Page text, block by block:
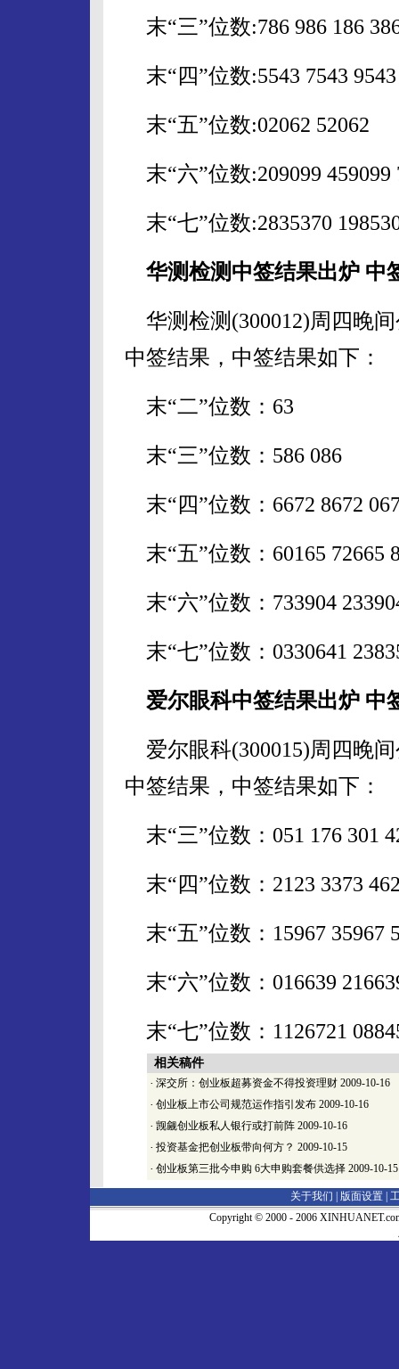
末“三”位数:786 986 186
末“四”位数:5543 7543 9543
末“五”位数:02062 52062
末“六”位数:209099 459099
末“七”位数:2835370
华测检测中签结果出炉 中
华测检测(300012)周四晚
中签结果，中签结果如下：
末“二”位数：63
末“三”位数：586 086
末“四”位数：6672 8672
末“五”位数：60165 72665
末“六”位数：733904
末“七”位数：0330641
爱尔眼科中签结果出炉 中
爱尔眼科(300015)周四晚
中签结果，中签结果如下：
末“三”位数：051 176 301
末“四”位数：2123 3373
末“五”位数：15967 35967
末“六”位数：016639
末“七”位数：1126721
相关稿件
· 深交所：创业板超募资金不得投资理财 2009-10-16
· 创业板上市公司规范运作指引发布 2009-10-16
· 觊觎创业板私人银行或打前阵 2009-10-16
· 投资基金把创业板带向何方？ 2009-10-15
· 创业板第三批今申购 6大申购套餐供选择 2009-10-15
关于我们 | 版面设置
Copyright © 2000 - 2006